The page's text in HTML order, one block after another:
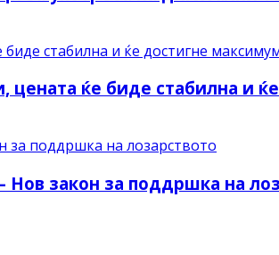
цената ќе биде стабилна и
закон за поддршка на